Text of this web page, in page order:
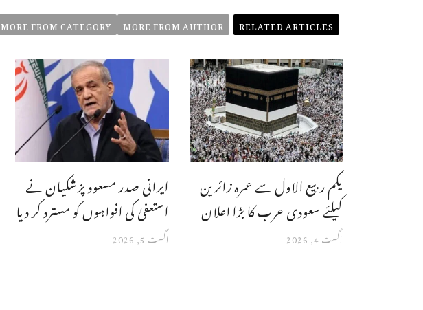
RELATED ARTICLES
MORE FROM AUTHOR
MORE FROM CATEGORY
ایرانی صدر مسعود پزشکیان نے
استعفیٰ کی افواہوں کو مسترد کر دیا
اگست 5, 2026
یکم ربیع الاول سے عمرہ زائرین
کیلئے سعودی عرب کا بڑا اعلان
اگست 4, 2026